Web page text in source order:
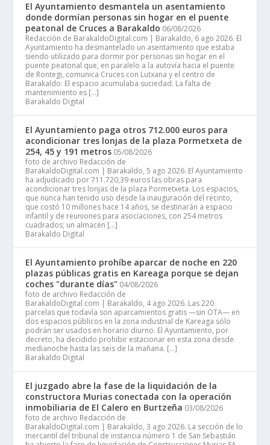
El Ayuntamiento desmantela un asentamiento
donde dormían personas sin hogar en el puente
peatonal de Cruces a Barakaldo 06/08/2026
Redacción de BarakaldoDigital.com | Barakaldo, 6 ago 2026. El
Ayuntamiento ha desmantelado un asentamiento que estaba
siendo utilizado para dormir por personas sin hogar en el
puente peatonal que, en paralelo a la autovía hacia el puente
de Rontegi, comunica Cruces con Lutxana y el centro de
Barakaldo. El espacio acumulaba suciedad. La falta de
mantenimiento es […]
Barakaldo Digital
El Ayuntamiento paga otros 712.000 euros para
acondicionar tres lonjas de la plaza Pormetxeta de
254, 45 y 191 metros 05/08/2026
foto de archivo Redacción de
BarakaldoDigital.com | Barakaldo, 5 ago 2026. El Ayuntamiento
ha adjudicado por 711.720,39 euros las obras para
acondicionar tres lonjas de la plaza Pormetxeta. Los espacios,
que nunca han tenido uso desde la inauguración del recinto,
que costó 10 millones hace 14 años, se destinarán a espacio
infantil y de reuniones para asociaciones, con 254 metros
cuadrados; un almacén […]
Barakaldo Digital
El Ayuntamiento prohíbe aparcar de noche en 220
plazas públicas gratis en Kareaga porque se dejan
coches "durante días" 04/08/2026
foto de archivo Redacción de
BarakaldoDigital.com | Barakaldo, 4 ago 2026. Las 220
parcelas que todavía son aparcamientos gratis —sin OTA— en
dos espacios públicos en la zona industrial de Kareaga sólo
podrán ser usados en horario diurno. El Ayuntamiento, por
decreto, ha decidido prohibir estacionar en esta zona desde
medianoche hasta las seis de la mañana. […]
Barakaldo Digital
El juzgado abre la fase de la liquidación de la
constructora Murias conectada con la operación
inmobiliaria de El Calero en Burtzeña 03/08/2026
foto de archivo Redacción de
BarakaldoDigital.com | Barakaldo, 3 ago 2026. La sección de lo
mercantil del tribunal de instancia número 1 de San Sebastián